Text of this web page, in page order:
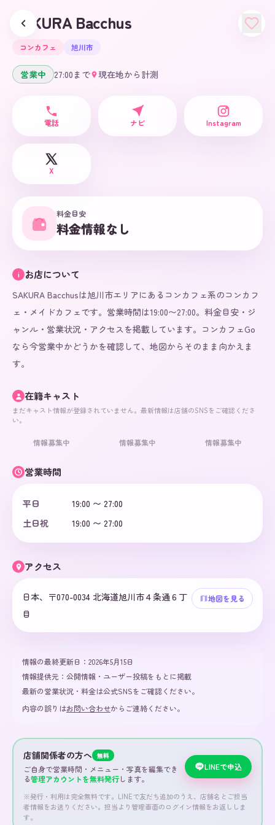
SAKURA Bacchus
コンカフェ 旭川市
営業中 27:00 まで 現在地から計測
電話 ナビ Instagram
X
料金目安
料金情報なし
i お店について
SAKURA Bacchusは旭川市エリアにあるコンカフェ系のコンカフ
ェ・メイドカフェです。営業時間は19:00〜27:00。料金目安・ジ
ャンル・営業状況・アクセスを掲載しています。コンカフェGo
なら今営業中かどうかを確認して、地図からそのまま向かえま
す。
在籍キャスト
まだキャスト情報が登録されていません。最新情報は店舗のSNSをご確認くださ
い。
情報募集中 情報募集中 情報募集中
営業時間
平日
19:00 〜 27:00
土日祝
19:00 〜 27:00
アクセス
日本、〒070-0034 北海道旭川市４条通６丁
目
地図を見る
情報の最終更新日： 2026年5月15日
情報提供元： 公開情報・ユーザー投稿をもとに掲載
最新の営業状況・料金は公式SNSをご確認ください。
内容の誤りはお問い合わせからご連絡ください。
店舗関係者の方へ 無料
ご自身で営業時間・メニュー・写真を編集でき
る管理アカウントを無料発行します。
LINEで申込
※発行・利用は完全無料です。LINEで友だち追加のうえ、店舗名とご担当
者情報をお送りください。担当より管理画面のログイン情報をお返ししま
す。